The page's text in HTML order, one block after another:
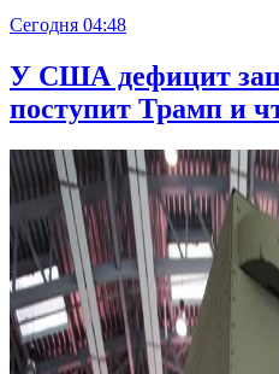
Сегодня 04:48
У США дефицит
поступит Трамп и